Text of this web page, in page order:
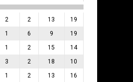
2 2 13 19
1 6 9 19
1 2 15 14
3 2 18 10
1 2 13 16